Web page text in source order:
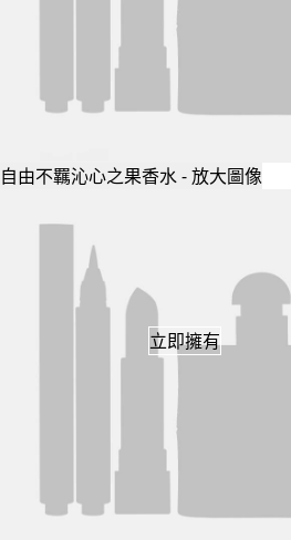
自由不羈沁心之果香水 - 放大圖像
立即擁有